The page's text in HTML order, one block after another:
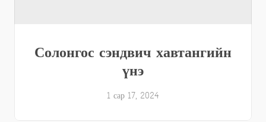
Солонгос сэндвич хавтангийн
үнэ
1 сар 17, 2024